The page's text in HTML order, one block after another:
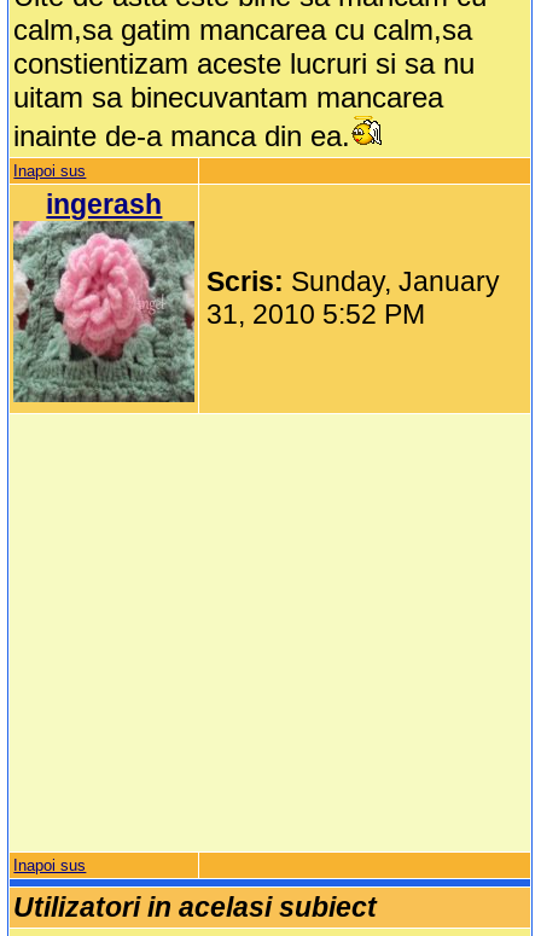
calm,sa gatim mancarea cu calm,sa
constientizam aceste lucruri si sa nu
uitam sa binecuvantam mancarea
inainte de-a manca din ea.
Inapoi sus
ingerash
Scris: Sunday, January
31, 2010 5:52 PM
Inapoi sus
Utilizatori in acelasi subiect